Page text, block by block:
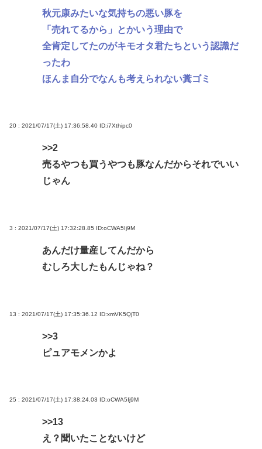
的〉なシナリオ
(📞´ん`)「はい嫌儲子供電話相談室」👧「犬は大きい
小さいのがいるのになんで猫はみんな同じ大きさな
の？」
ガチで死にたい時ってどうしたらいいの？
「世界唯一の被爆国は北朝鮮」と主張し、チラシを
配布する輩が発生
結婚式やると近所の花屋が潰れない理由がわかる
「こんなに金取るのかよ！？」って驚くぞ
秋元康みたいな気持ちの悪い豚を
「売れてるから」とかいう理由で
全肯定してたのがキモオタ君たちという認識だ
ったわ
ほんま自分でなんも考えられない糞ゴミ
20 : 2021/07/17(土) 17:36:58.40 ID:i7Xthipc0
>>2
売るやつも買うやつも豚なんだからそれでいい
じゃん
3 : 2021/07/17(土) 17:32:28.85 ID:oCWA5Ij9M
あんだけ量産してんだから
むしろ大したもんじゃね？
13 : 2021/07/17(土) 17:35:36.12 ID:xmVK5QjT0
>>3
ピュアモメンかよ
25 : 2021/07/17(土) 17:38:24.03 ID:oCWA5Ij9M
>>13
え？聞いたことないけど